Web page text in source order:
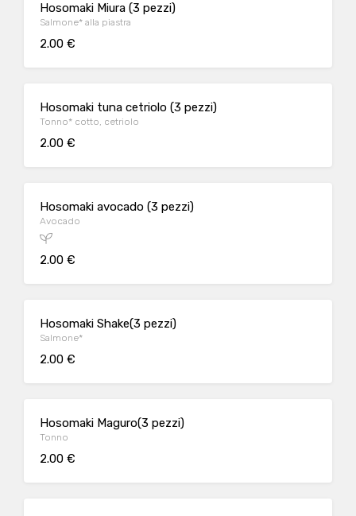
Hosomaki Miura (3 pezzi)
Salmone* alla piastra
2.00 €
Hosomaki tuna cetriolo (3 pezzi)
Tonno* cotto, cetriolo
2.00 €
Hosomaki avocado (3 pezzi)
Avocado
2.00 €
Hosomaki Shake(3 pezzi)
Salmone*
2.00 €
Hosomaki Maguro(3 pezzi)
Tonno
2.00 €